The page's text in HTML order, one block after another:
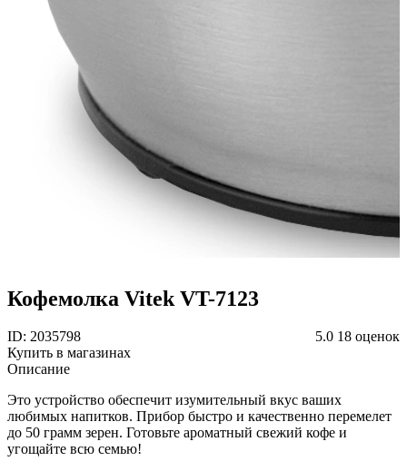
Кофемолка Vitek VT-7123
ID: 2035798 5.0 18 оценок
Купить в магазинах
Описание
Это устройство обеспечит изумительный вкус ваших
любимых напитков. Прибор быстро и качественно перемелет
до 50 грамм зерен. Готовьте ароматный свежий кофе и
угощайте всю семью!